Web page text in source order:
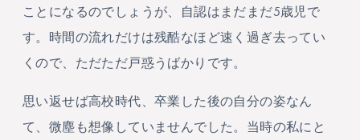
ことになるのでしょうが、自認はまだまだ5歳児で
す。時間の流れだけは残酷なほど速く過ぎ去ってい
くので、ただただ戸惑うばかりです。
思い返せば高校時代、卒業した後の自分の姿なん
て、微塵も想像していませんでした。当時の私にと